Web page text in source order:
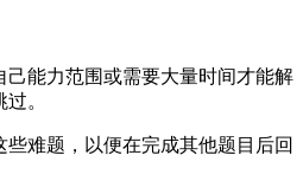
己能力范围或需要大量时间才能解
。
些难题，以便在完成其他题目后回